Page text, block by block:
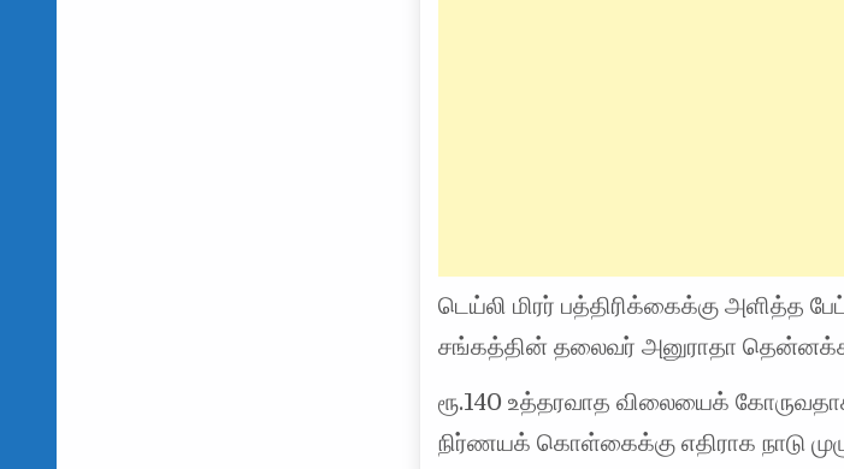
டெய்லி மிரர் பத்திரிக்கைக்கு அளித்த
சங்கத்தின் தலைவர் அனுராதா
ரூ.140 உத்தரவாத விலையைக்
நிர்ணயக் கொள்கைக்கு எதிராக நாடு